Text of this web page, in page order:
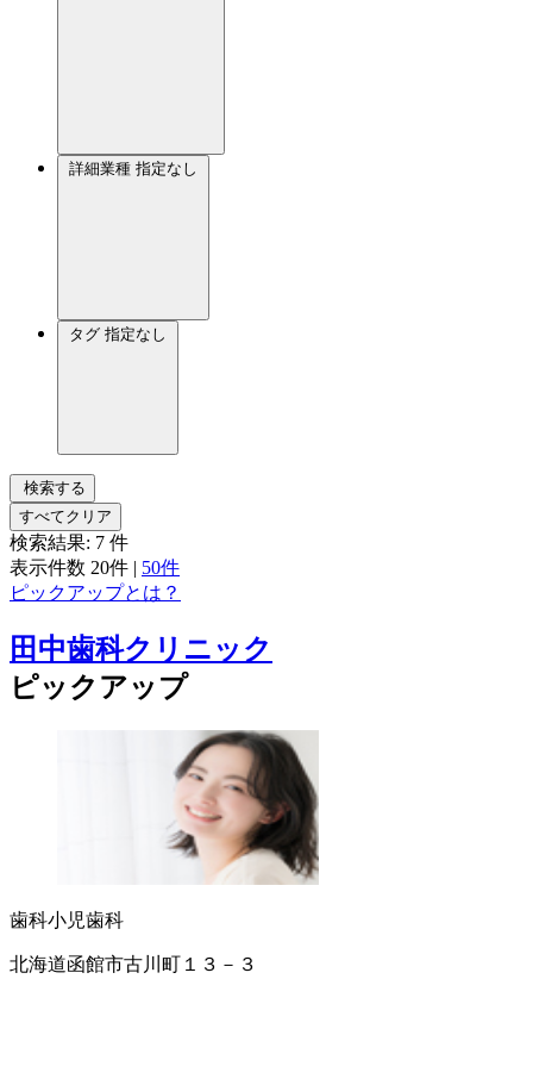
詳細業種 指定なし
タグ 指定なし
検索する
すべてクリア
検索結果: 7 件
表示件数 20件 | 50件
ピックアップとは？
田中歯科クリニック
ピックアップ
歯科小児歯科
北海道函館市古川町１３－３